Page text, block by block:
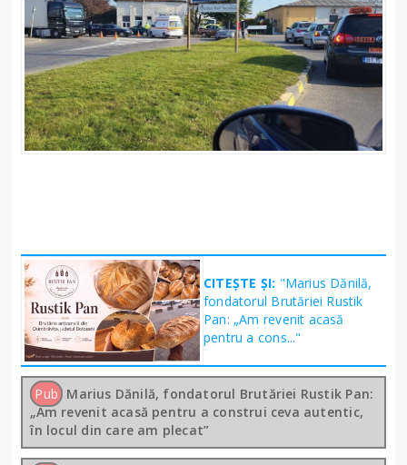
CITEȘTE ȘI: "Marius Dănilă,
fondatorul Brutăriei Rustik
Pan: „Am revenit acasă
pentru a cons..."
Pub Marius Dănilă, fondatorul Brutăriei Rustik Pan:
„Am revenit acasă pentru a construi ceva autentic,
în locul din care am plecat”